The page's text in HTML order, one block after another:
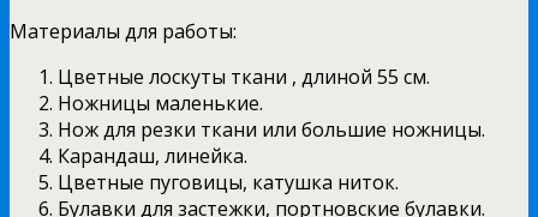
Материалы для работы:
Цветные лоскуты ткани , длиной 55 см.
Ножницы маленькие.
Нож для резки ткани или большие ножницы.
Карандаш, линейка.
Цветные пуговицы, катушка ниток.
Булавки для застежки, портновские булавки.